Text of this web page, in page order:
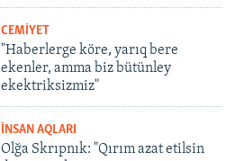
CEMİYET
"Haberlerge köre, yarıq bere
ekenler, amma biz bütünley
ekektriksizmiz"
İNSAN AQLARI
Olğa Skrıpnık: "Qırım azat etilsin